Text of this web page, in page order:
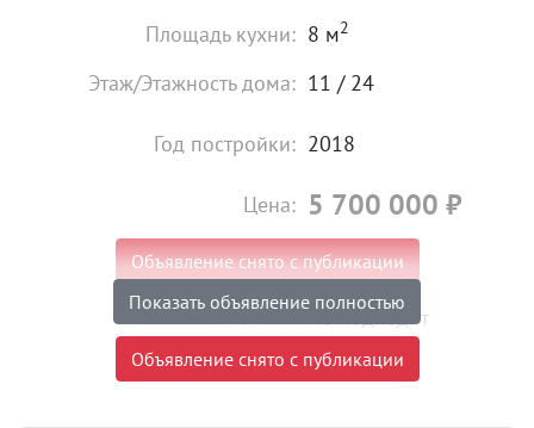
Площадь кухни: 8 м2
Этаж/Этажность дома: 11 / 24
Год постройки: 2018
Цена: 5 700 000 ₽
Объявление снято с публикации
Ипотека: Не подходит
Проживание предыдущего собственника до
Показать объявление полностью
Объявление снято с публикации